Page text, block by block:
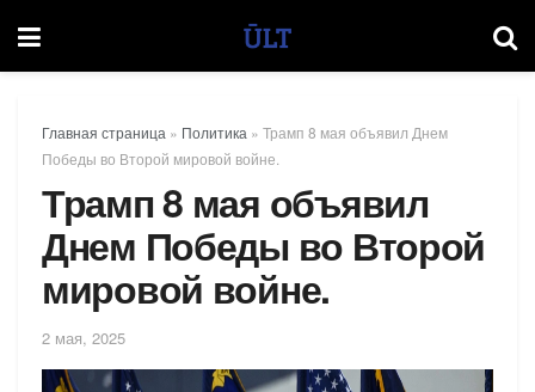
Главная страница » Политика » Трамп 8 мая объявил Днем
Победы во Второй мировой войне.
Трамп 8 мая объявил
Днем Победы во Второй
мировой войне.
2 мая, 2025